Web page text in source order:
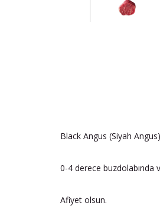
Black Angus (Siyah
0-4 derece buzdolabında
Afiyet olsun.